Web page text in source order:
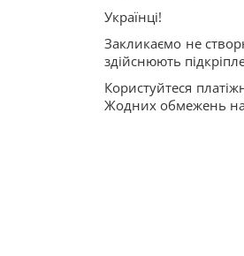
Українці!
Закликаємо не
здійснюють
Користуйтеся
Жодних обмежень на